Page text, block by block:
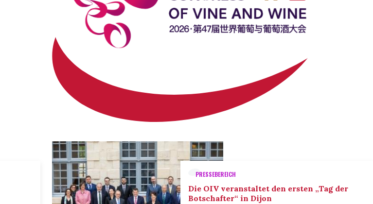
PRESSEBEREICH
Die OIV veranstaltet den ersten „Tag der
Botschafter“ in Dijon